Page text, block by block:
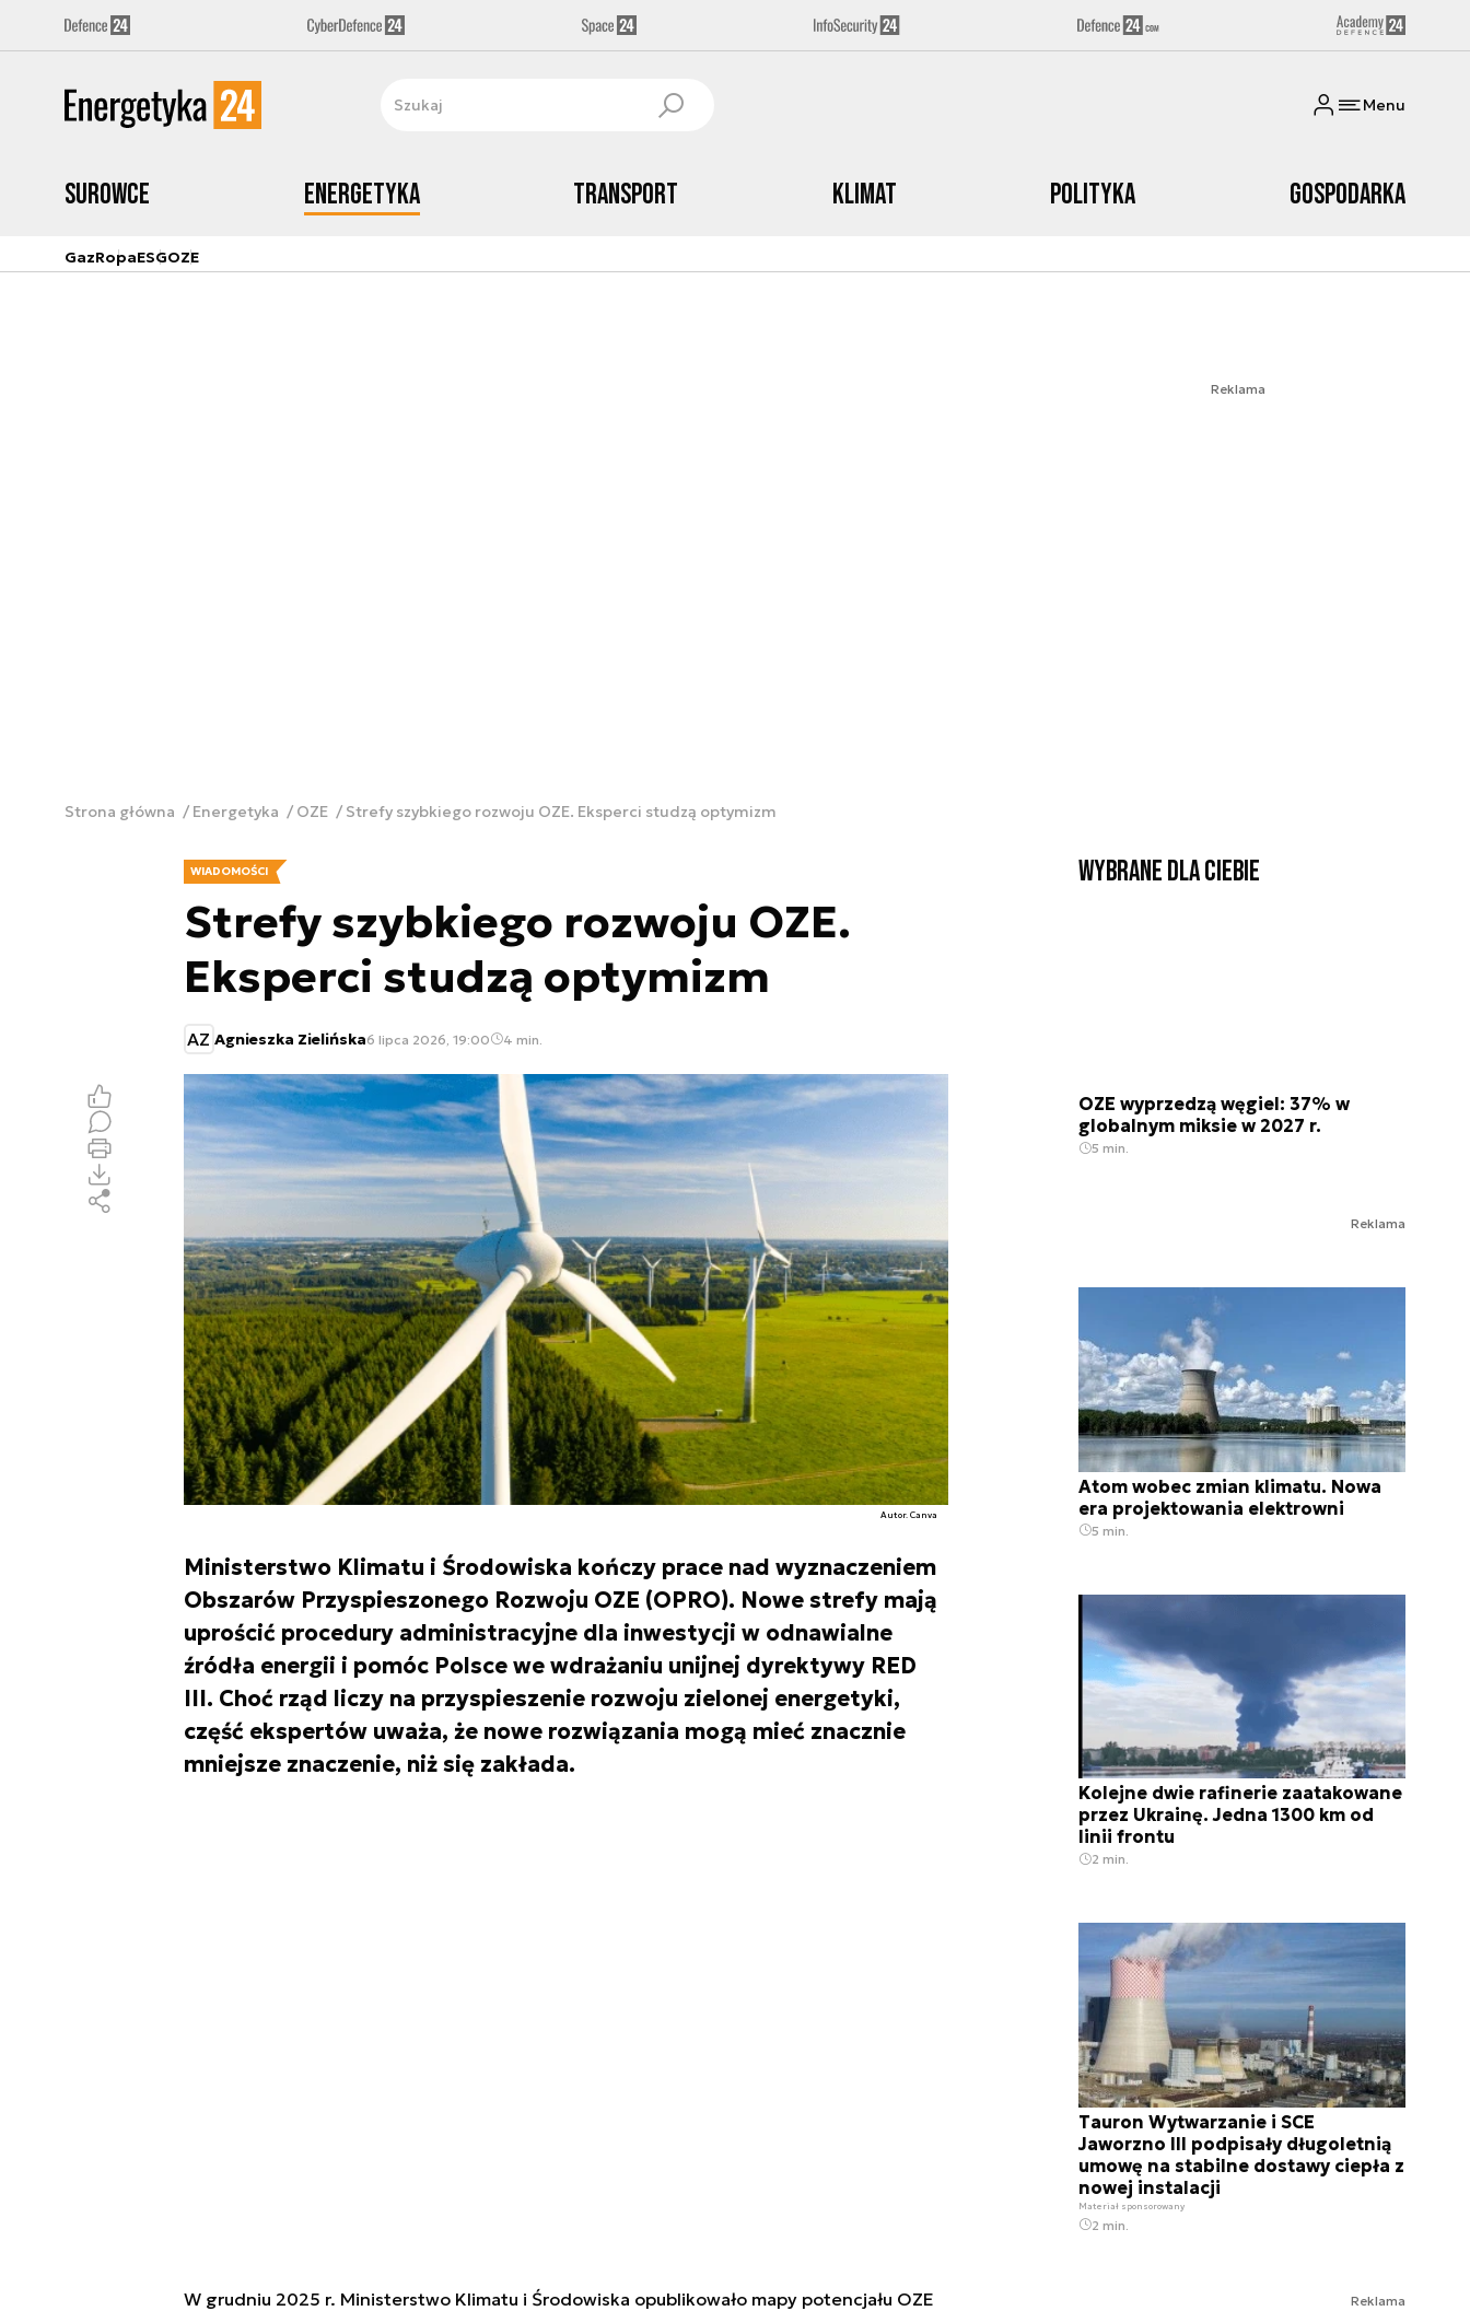
Menu
Surowce Energetyka Transport Klimat Polityka Gospodarka
GazRopaESGOZE
Reklama
Strona główna Energetyka OZE Strefy szybkiego rozwoju OZE. Eksperci studzą optymizm
WIADOMOŚCI
Strefy szybkiego rozwoju OZE.
Eksperci studzą optymizm
AZ Agnieszka Zielińska6 lipca 2026, 19:00 4 min.
Autor. Canva
Ministerstwo Klimatu i Środowiska kończy prace nad wyznaczeniem
Obszarów Przyspieszonego Rozwoju OZE (OPRO). Nowe strefy mają
uprościć procedury administracyjne dla inwestycji w odnawialne
źródła energii i pomóc Polsce we wdrażaniu unijnej dyrektywy RED
III. Choć rząd liczy na przyspieszenie rozwoju zielonej energetyki,
część ekspertów uważa, że nowe rozwiązania mogą mieć znacznie
mniejsze znaczenie, niż się zakłada.
W grudniu 2025 r. Ministerstwo Klimatu i Środowiska opublikowało mapy potencjału OZE
Wybrane dla Ciebie
OZE wyprzedzą węgiel: 37% w
globalnym miksie w 2027 r.
5 min.
Reklama
Atom wobec zmian klimatu. Nowa
era projektowania elektrowni
5 min.
Kolejne dwie rafinerie zaatakowane
przez Ukrainę. Jedna 1300 km od
linii frontu
2 min.
Tauron Wytwarzanie i SCE
Jaworzno III podpisały długoletnią
umowę na stabilne dostawy ciepła z
nowej instalacji
Materiał sponsorowany
2 min.
Reklama